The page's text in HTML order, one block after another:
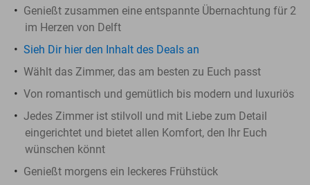
Genießt zusammen eine entspannte Übernachtung für 2
im Herzen von Delft
Sieh Dir hier den Inhalt des Deals an
Wählt das Zimmer, das am besten zu Euch passt
Von romantisch und gemütlich bis modern und luxuriös
Jedes Zimmer ist stilvoll und mit Liebe zum Detail
eingerichtet und bietet allen Komfort, den Ihr Euch
wünschen könnt
Genießt morgens ein leckeres Frühstück